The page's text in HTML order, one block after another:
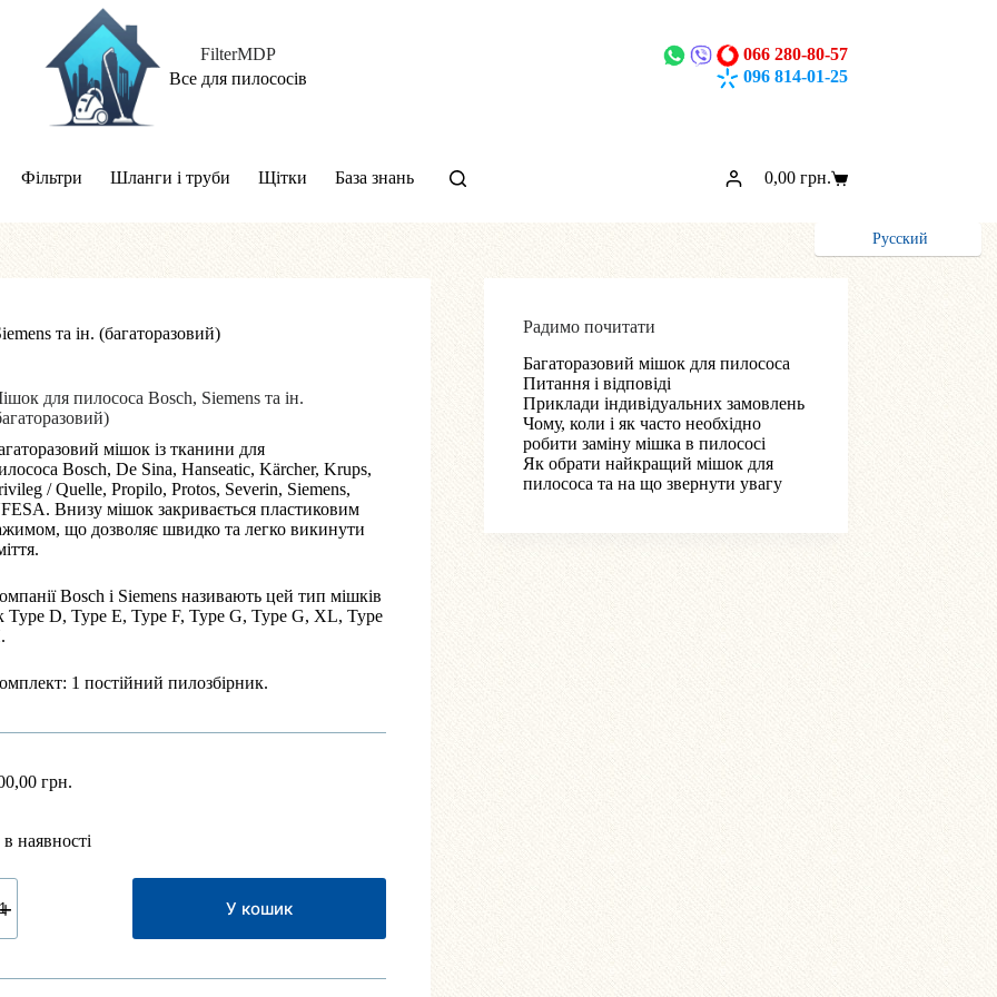
FilterMDP
Все для пилососів
066 280-80-57
096 814-01-25
Фільтри Шланги і труби Щітки База знань Кошик
0,00 грн.
Русский
та ін. (багаторазовий)
для пилососа Bosch, Siemens та ін.
мішок із тканини для
Bosch, De Sina, Hanseatic, Kärcher, Krups,
/ Quelle, Propilo, Protos, Severin, Siemens,
Внизу мішок закривається пластиковим
що дозволяє швидко та легко викинути
Bosch і Siemens називають цей тип мішків
Type D, Type E, Type F, Type G, Type G, XL, Type
1 постійний пилозбірник.
грн.
наявності
У кошик
Радимо почитати
Багаторазовий мішок для пилососа
Питання і відповіді
Приклади індивідуальних замовлень
Чому, коли і як часто необхідно
робити заміну мішка в пилососі
Як обрати найкращий мішок для
пилососа та на що звернути увагу